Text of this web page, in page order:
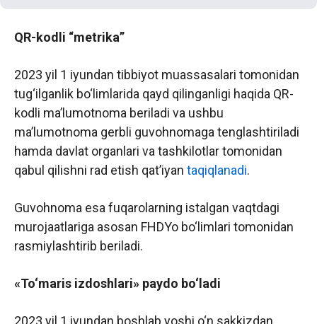
QR-kodli “metrika”
2023 yil 1 iyundan tibbiyot muassasalari tomonidan
tug‘ilganlik bo‘limlarida qayd qilinganligi haqida QR-
kodli ma’lumotnoma beriladi va ushbu
ma’lumotnoma gerbli guvohnomaga tenglashtiriladi
hamda davlat organlari va tashkilotlar tomonidan
qabul qilishni rad etish qat’iyan taqiqlanadi.
Guvohnoma esa fuqarolarning istalgan vaqtdagi
murojaatlariga asosan FHDYo bo‘limlari tomonidan
rasmiylashtirib beriladi.
«To‘maris izdoshlari» paydo bo‘ladi
2023 yil 1 iyundan boshlab yoshi o‘n sakkizdan